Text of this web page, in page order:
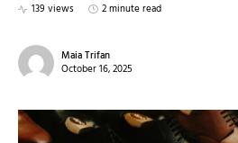
139 views 2 minute read
Maia Trifan
October 16, 2025